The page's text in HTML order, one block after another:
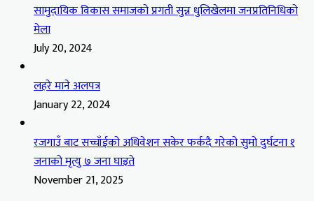
सामुदायिक विकास समाजको प्रगती सुन्न धुलिखेलमा जनप्रतिनिधिको
मेला
July 20, 2024
लहरे माने अलपत्र
January 22, 2024
रजगाउँ बाट सच्चाँईको अधिवेशन सकेर फर्कदै गरेको सुमो दुर्घटना १
जनाको मृत्यु ७ जना घाइते
November 21, 2025